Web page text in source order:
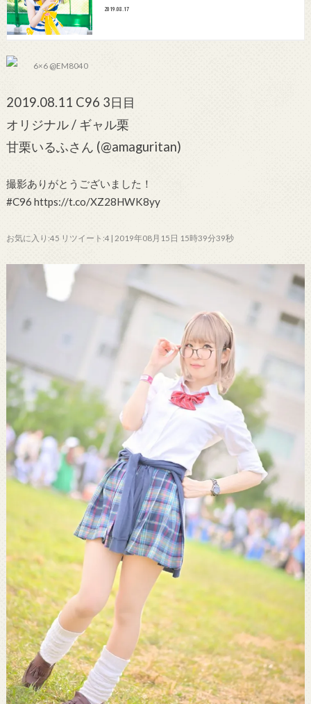
2019.08.17
6×6 @EM8040
2019.08.11 C96 3日目
オリジナル / ギャル栗
甘栗いるふさん (@amaguritan)
撮影ありがとうございました！
#C96 https://t.co/XZ28HWK8yy
お気に入り:45 リツイート:4 | 2019年08月15日 15時39分39秒